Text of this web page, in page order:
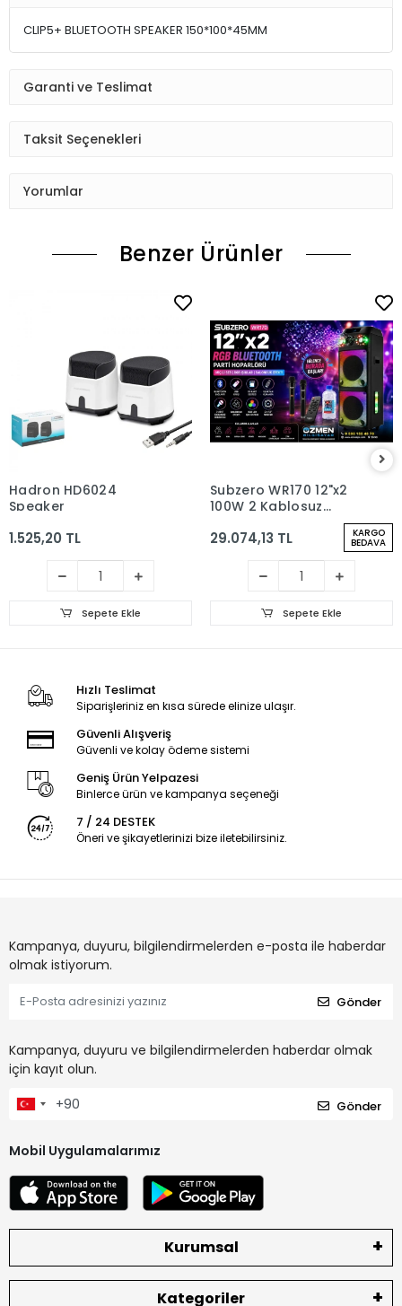
CLIP5+ BLUETOOTH SPEAKER 150*100*45MM
Garanti ve Teslimat
Taksit Seçenekleri
Yorumlar
Benzer Ürünler
Hadron HD6024
Speaker
1.525,20 TL
Sepete Ekle
Subzero WR170 12"x2
100W 2 Kablosuz
Mikrofonlu Kumandalı
Baloncuk Çıkartan
RGB Bluetooth/Usb/Sd
Müzik Kutusu
29.074,13 TL KARGO
BEDAVA
Sepete Ekle
Hızlı Teslimat
Siparişleriniz en kısa sürede elinize ulaşır.
Güvenli Alışveriş
Güvenli ve kolay ödeme sistemi
Geniş Ürün Yelpazesi
Binlerce ürün ve kampanya seçeneği
7 / 24 DESTEK
Öneri ve şikayetlerinizi bize iletebilirsiniz.
Kampanya, duyuru, bilgilendirmelerden e-posta ile haberdar
olmak istiyorum.
Gönder
Kampanya, duyuru ve bilgilendirmelerden haberdar olmak
için kayıt olun.
Gönder
Mobil Uygulamalarımız
Kurumsal
Kategoriler